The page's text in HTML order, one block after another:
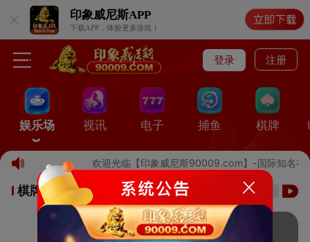
印象威尼斯APP
下载APP，体验更多游戏！
登录 注册
娱乐场 视讯 电子 捕鱼 棋牌
欢迎光临【印象威尼斯90009.com】-国际知名在
棋牌游戏